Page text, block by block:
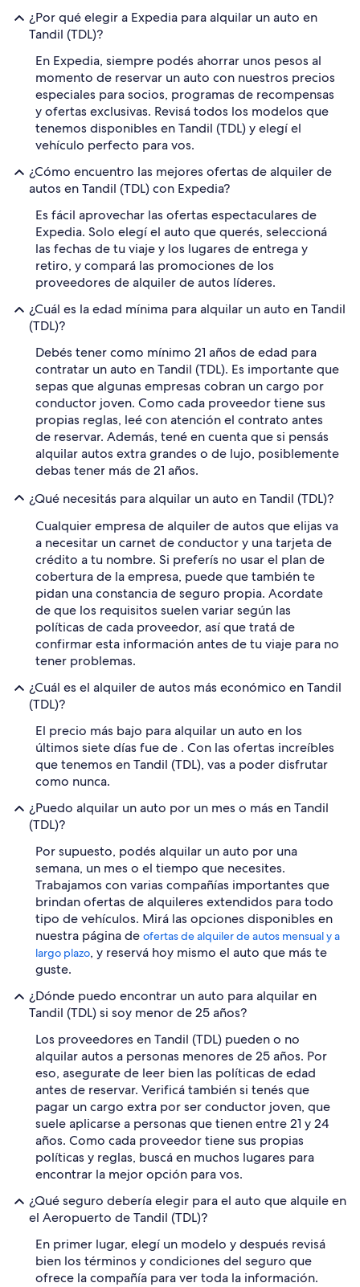
¿Por qué elegir a Expedia para alquilar un auto en
Tandil (TDL)?
En Expedia, siempre podés ahorrar unos pesos al
momento de reservar un auto con nuestros precios
especiales para socios, programas de recompensas
y ofertas exclusivas. Revisá todos los modelos que
tenemos disponibles en Tandil (TDL) y elegí el
vehículo perfecto para vos.
¿Cómo encuentro las mejores ofertas de alquiler de
autos en Tandil (TDL) con Expedia?
Es fácil aprovechar las ofertas espectaculares de
Expedia. Solo elegí el auto que querés, seleccioná
las fechas de tu viaje y los lugares de entrega y
retiro, y compará las promociones de los
proveedores de alquiler de autos líderes.
¿Cuál es la edad mínima para alquilar un auto en Tandil
(TDL)?
Debés tener como mínimo 21 años de edad para
contratar un auto en Tandil (TDL). Es importante que
sepas que algunas empresas cobran un cargo por
conductor joven. Como cada proveedor tiene sus
propias reglas, leé con atención el contrato antes
de reservar. Además, tené en cuenta que si pensás
alquilar autos extra grandes o de lujo, posiblemente
debas tener más de 21 años.
¿Qué necesitás para alquilar un auto en Tandil (TDL)?
Cualquier empresa de alquiler de autos que elijas va
a necesitar un carnet de conductor y una tarjeta de
crédito a tu nombre. Si preferís no usar el plan de
cobertura de la empresa, puede que también te
pidan una constancia de seguro propia. Acordate
de que los requisitos suelen variar según las
políticas de cada proveedor, así que tratá de
confirmar esta información antes de tu viaje para no
tener problemas.
¿Cuál es el alquiler de autos más económico en Tandil
(TDL)?
El precio más bajo para alquilar un auto en los
últimos siete días fue de . Con las ofertas increíbles
que tenemos en Tandil (TDL), vas a poder disfrutar
como nunca.
¿Puedo alquilar un auto por un mes o más en Tandil
(TDL)?
Por supuesto, podés alquilar un auto por una
semana, un mes o el tiempo que necesites.
Trabajamos con varias compañías importantes que
brindan ofertas de alquileres extendidos para todo
tipo de vehículos. Mirá las opciones disponibles en
nuestra página de ofertas de alquiler de autos mensual y a
largo plazo, y reservá hoy mismo el auto que más te
guste.
¿Dónde puedo encontrar un auto para alquilar en
Tandil (TDL) si soy menor de 25 años?
Los proveedores en Tandil (TDL) pueden o no
alquilar autos a personas menores de 25 años. Por
eso, asegurate de leer bien las políticas de edad
antes de reservar. Verificá también si tenés que
pagar un cargo extra por ser conductor joven, que
suele aplicarse a personas que tienen entre 21 y 24
años. Como cada proveedor tiene sus propias
políticas y reglas, buscá en muchos lugares para
encontrar la mejor opción para vos.
¿Qué seguro debería elegir para el auto que alquile en
el Aeropuerto de Tandil (TDL)?
En primer lugar, elegí un modelo y después revisá
bien los términos y condiciones del seguro que
ofrece la compañía para ver toda la información.